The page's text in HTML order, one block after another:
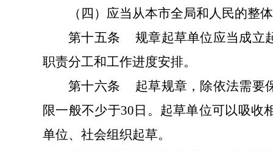
（四）应当从本市全局和人民的整
第十五条
规章起草单位应当成立
职责分工和工作进度安排。
第十六条
起草规章，除依法需要
限一般不少于30日。起草单位可以吸
单位、社会组织起草。